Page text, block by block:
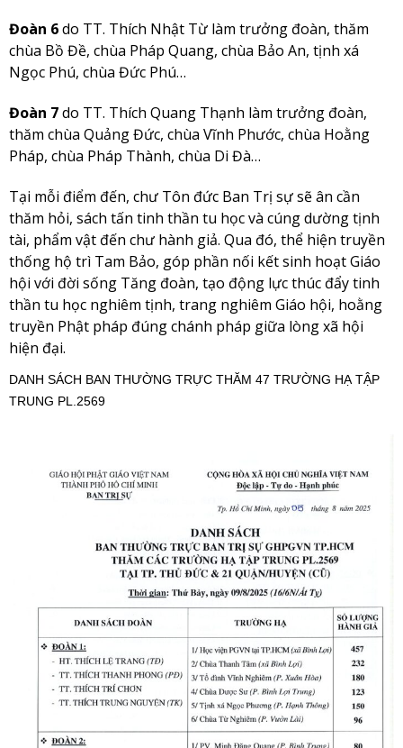
Đoàn 6do TT. Thích Nhật Từ làm trưởng đoàn, thăm
chùa Bồ Đề, chùa Pháp Quang, chùa Bảo An, tịnh xá
Ngọc Phú, chùa Đức Phú…
Đoàn 7do TT. Thích Quang Thạnh làm trưởng đoàn,
thăm chùa Quảng Đức, chùa Vĩnh Phước, chùa Hoằng
Pháp, chùa Pháp Thành, chùa Di Đà…
Tại mỗi điểm đến, chư Tôn đức Ban Trị sự sẽ ân cần
thăm hỏi, sách tấn tinh thần tu học và cúng dường tịnh
tài, phẩm vật đến chư hành giả. Qua đó, thể hiện truyền
thống hộ trì Tam Bảo, góp phần nối kết sinh hoạt Giáo
hội với đời sống Tăng đoàn, tạo động lực thúc đẩy tinh
thần tu học nghiêm tịnh, trang nghiêm Giáo hội, hoằng
truyền Phật pháp đúng chánh pháp giữa lòng xã hội
hiện đại.
DANH SÁCH BAN THƯỜNG TRỰC THĂM 47 TRƯỜNG HẠ TẬP
TRUNG PL.2569